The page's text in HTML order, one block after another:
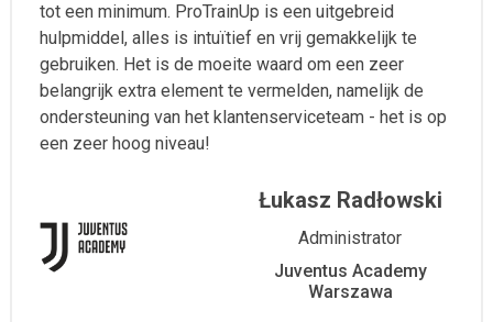
tot een minimum. ProTrainUp is een uitgebreid
hulpmiddel, alles is intuïtief en vrij gemakkelijk te
gebruiken. Het is de moeite waard om een zeer
belangrijk extra element te vermelden, namelijk de
ondersteuning van het klantenserviceteam - het is op
een zeer hoog niveau!
Łukasz Radłowski
Administrator
Juventus Academy
Warszawa